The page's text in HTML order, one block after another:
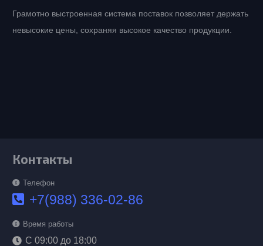
Грамотно выстроенная система поставок позволяет держать
невысокие цены, сохраняя высокое качество продукции.
Контакты
Телефон
+7(988) 336-02-86
Время работы
С 09:00 до 18:00